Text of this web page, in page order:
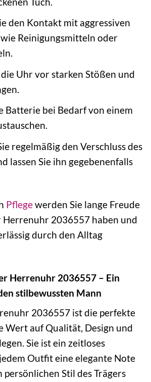
den Kontakt mit aggressiven
Reinigungsmitteln oder
die Uhr vor starken Stößen und
Batterie bei Bedarf von einem
regelmäßig den Verschluss des
lassen Sie ihn gegebenenfalls
Pflegewerden Sie lange Freude
Herrenuhr 2036557 haben und
durch den Alltag
Herrenuhr 2036557 – Ein
stilbewussten Mann
2036557 ist die perfekte
Wert auf Qualität, Design und
Sie ist ein zeitloses
Outfit eine elegante Note
Stil des Trägers